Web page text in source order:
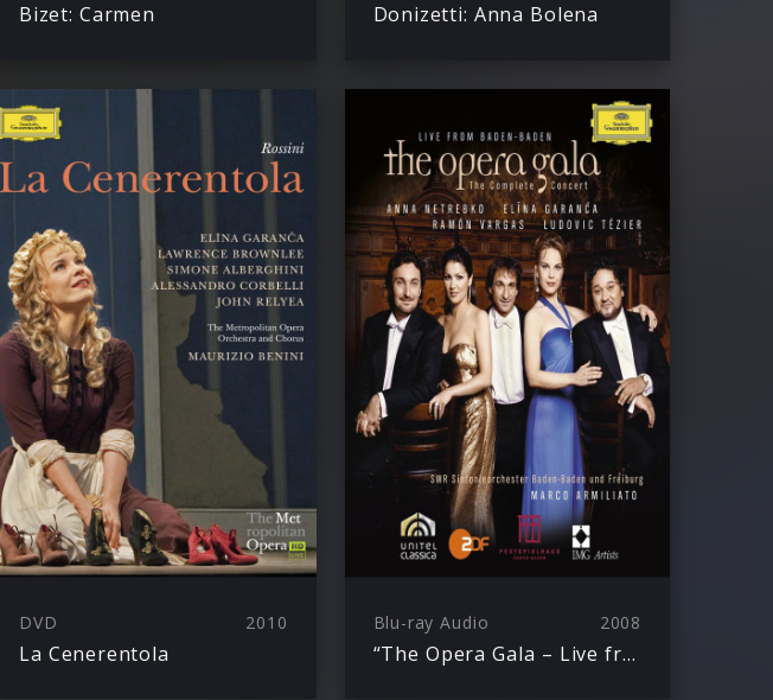
Bizet: Carmen Donizetti: Anna Bolena
DVD 2010
La Cenerentola
Blu-ray Audio 2008
“The Opera Gala – Live from Baden-Baden”